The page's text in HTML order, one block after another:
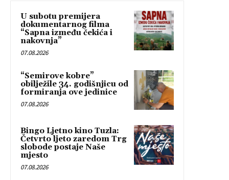
U subotu premijera
dokumentarnog filma
“Sapna između čekića i
nakovnja”
07.08.2026
“Semirove kobre”
obilježile 34. godišnjicu od
formiranja ove jedinice
07.08.2026
Bingo Ljetno kino Tuzla:
Četvrto ljeto zaredom Trg
slobode postaje Naše
mjesto
07.08.2026